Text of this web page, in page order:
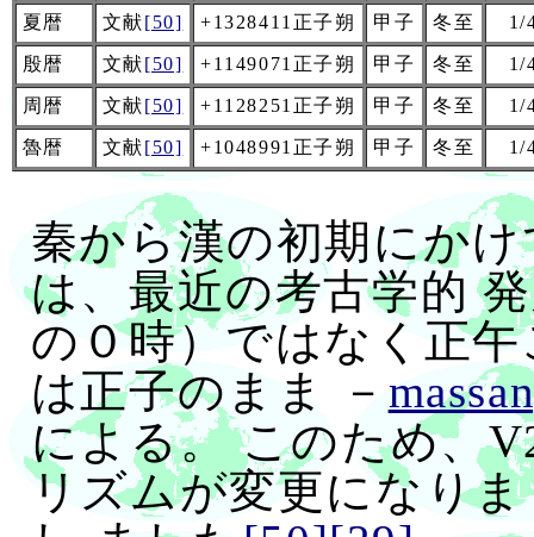
夏暦 文献[50] +1328411正子朔 甲子 冬至 1/
殷暦 文献[50] +1149071正子朔 甲子 冬至 1/
周暦 文献[50] +1128251正子朔 甲子 冬至 1/
魯暦 文献[50] +1048991正子朔 甲子 冬至 1/
秦から漢の初期にか
は、最近の考古学的
の０時）ではなく正
は正子のまま －
による。 このため、
リズムが変更になり